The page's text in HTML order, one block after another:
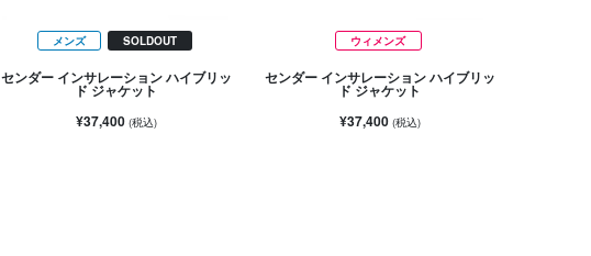
メンズ SOLDOUT
センダー インサレーション ハイブリッ
ド ジャケット
¥37,400 (税込)
ウィメンズ
センダー インサレーション ハイブリッ
ド ジャケット
¥37,400 (税込)